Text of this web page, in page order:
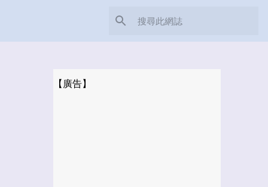
【廣告】